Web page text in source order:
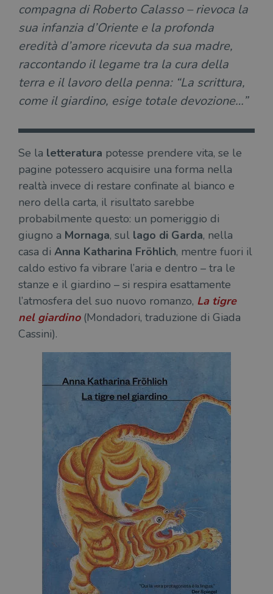
compagna di Roberto Calasso – rievoca la
sua infanzia d’Oriente e la profonda
eredità d’amore ricevuta da sua madre,
raccontando il legame tra la cura della
terra e il lavoro della penna: “La scrittura,
come il giardino, esige totale devozione…”
Se la letteratura potesse prendere vita, se le
pagine potessero acquisire una forma nella
realtà invece di restare confinate al bianco e
nero della carta, il risultato sarebbe
probabilmente questo: un pomeriggio di
giugno a Mornaga, sul lago di Garda, nella
casa di Anna Katharina Fröhlich, mentre fuori il
caldo estivo fa vibrare l’aria e dentro – tra le
stanze e il giardino – si respira esattamente
l’atmosfera del suo nuovo romanzo, La tigre
nel giardino(Mondadori, traduzione di Giada
Cassini).